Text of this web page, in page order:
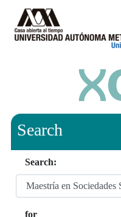
Search
Search:
for